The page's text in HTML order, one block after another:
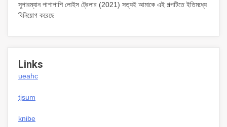
সুপারম্যান পাশাপাশি লোইস ট্রেলার (2021) সত্যই আমাকে এই গল্পটিতে ইতিমধ্যে
বিনিয়োগ করেছে
Links
ueahc
tjsum
knibe